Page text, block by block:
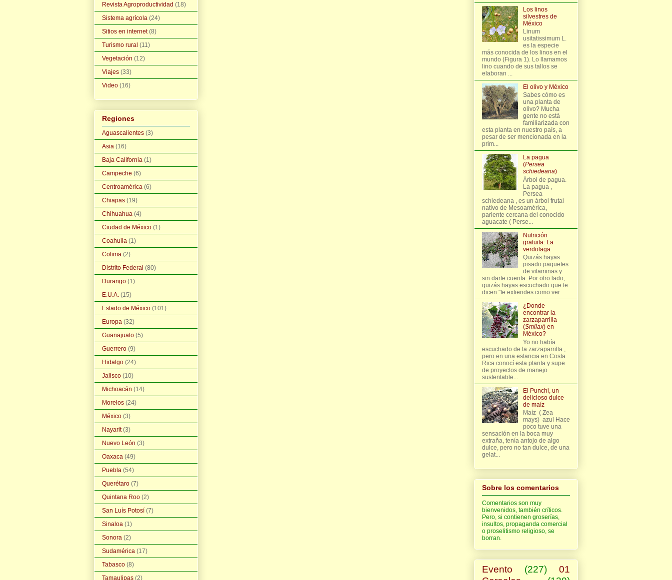
Revista Agroproductividad (18)
Sistema agrícola (24)
Sitios en internet (8)
Turismo rural (11)
Vegetación (12)
Viajes (33)
Video (16)
Regiones
Aguascalientes (3)
Asia (16)
Baja California (1)
Campeche (6)
Centroamérica (6)
Chiapas (19)
Chihuahua (4)
Ciudad de México (1)
Coahuila (1)
Colima (2)
Distrito Federal (80)
Durango (1)
E.U.A. (15)
Estado de México (101)
Europa (32)
Guanajuato (5)
Guerrero (9)
Hidalgo (24)
Jalisco (10)
Michoacán (14)
Morelos (24)
México (3)
Nayarit (3)
Nuevo León (3)
Oaxaca (49)
Puebla (54)
Querétaro (7)
Quintana Roo (2)
San Luís Potosí (7)
Sinaloa (1)
Sonora (2)
Sudamérica (17)
Tabasco (8)
Tamaulipas (2)
Los linos
silvestres de
México
Linum
usitatissimum L.
es la especie
más conocida de los linos en el
mundo (Figura 1). Lo llamamos
lino cuando de sus tallos se
elaboran ...
El olivo y México
Sabes cómo es
una planta de
olivo? Mucha
gente no está
familiarizada con
esta planta en nuestro país, a
pesar de ser mencionada en la
prim...
La pagua
(Persea
schiedeana)
Árbol de pagua.
La pagua ,
Persea
schiedeana , es un árbol frutal
nativo de Mesoamérica,
pariente cercana del conocido
aguacate ( Perse...
Nutrición
gratuita: La
verdolaga
Quizás hayas
pisado paquetes
de vitaminas y
sin darte cuenta. Por otro lado,
quizás hayas escuchado que te
dicen "te extiendes como ver...
¿Donde
encontrar la
zarzaparrilla
(Smilax) en
México?
Yo no había
escuchado de la zarzaparrilla ,
pero en una estancia en Costa
Rica conocí esta planta y supe
de proyectos de manejo
sustentable...
El Punchi, un
delicioso dulce
de maíz
Maíz ( Zea
mays) azul Hace
poco tuve una
sensación en la boca muy
extraña, tenía antojo de algo
dulce, pero no tan dulce, de una
gelat...
Sobre los comentarios
Comentarios son muy
bienvenidos, también críticos.
Pero, si contienen groserías,
insultos, propaganda comercial
o proselitismo religioso, se
borran.
Evento (227)
01